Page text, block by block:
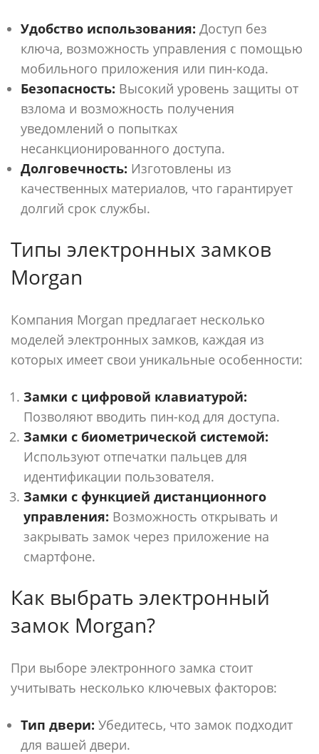
Удобство использования: Доступ без
ключа, возможность управления с помощью
мобильного приложения или пин-кода.
Безопасность: Высокий уровень защиты от
взлома и возможность получения
уведомлений о попытках
несанкционированного доступа.
Долговечность: Изготовлены из
качественных материалов, что гарантирует
долгий срок службы.
Типы электронных замков
Morgan
Компания Morgan предлагает несколько
моделей электронных замков, каждая из
которых имеет свои уникальные особенности:
Замки с цифровой клавиатурой:
Позволяют вводить пин-код для доступа.
Замки с биометрической системой:
Используют отпечатки пальцев для
идентификации пользователя.
Замки с функцией дистанционного
управления: Возможность открывать и
закрывать замок через приложение на
смартфоне.
Как выбрать электронный
замок Morgan?
При выборе электронного замка стоит
учитывать несколько ключевых факторов:
Тип двери: Убедитесь, что замок подходит
для вашей двери.